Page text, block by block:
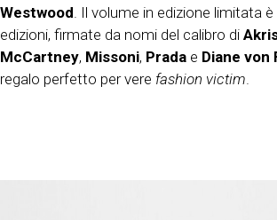
Westwood . Il volume in edizione limitata
edizioni, firmate da nomi del calibro di
McCartney, Missoni, Prada e Diane
regalo perfetto per vere fashion victim